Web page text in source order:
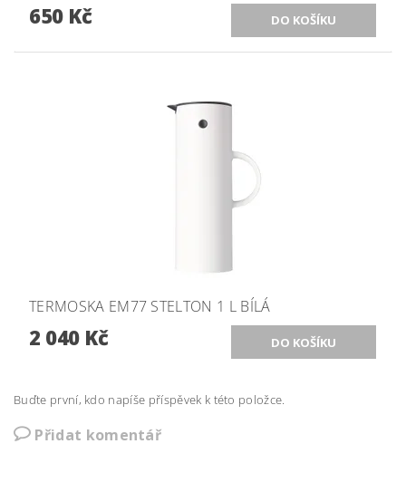
650 Kč
TERMOSKA EM77 STELTON 1 L BÍLÁ
2 040 Kč
Buďte první, kdo napíše příspěvek k této položce.
Přidat komentář